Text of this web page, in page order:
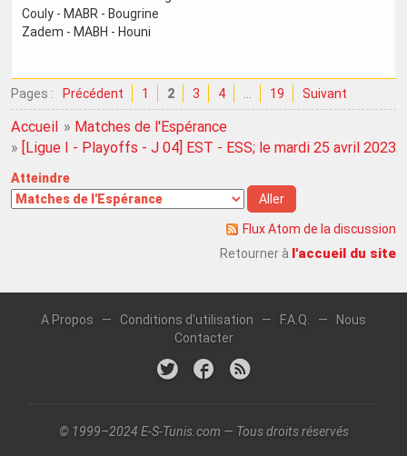
Couly - MABR - Bougrine
Zadem - MABH - Houni
Pages : Précédent 1 2 3 4 … 19 Suivant
Accueil » Matches de l'Espérance
»
[Ligue I - Playoffs - J 04] EST - ESS; le mardi 25 avril 2023
Atteindre
Flux Atom de la discussion
Retourner à l'accueil du site
A Propos — Conditions d'utilisation — F.A.Q. —
Nous
Contacter
© 1999–2024 E-S-Tunis.com — Tous droits réservés